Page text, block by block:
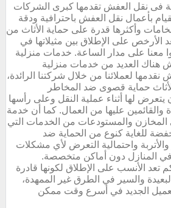
فى نقل العفش تقدمها كبرى الشركات
بأعمال نقل العفش باحترافية ودقة
وأكثرها قدرة على حماية الأثاث من
الأرخص على الإطلاق بين مثيلاتها في
معنا على مدار الساعة. خدمات منزلية
العديد من خدمات منزلية
لعملائنا من خلال شركتنا الرائدة،
حماية قصوى ضد المخاطر
لها أثناء عملية النقل وعلى رأسها
والقائمين عليها من العمال. كما أن خدمة
المخازن والمستودعات من الخدمات التي
للغاية كنوع من الحماية ضد
واحتمالية التعرض لأي مشكلات
في المنازل دون أماكن متخصصة.
تعد الأنسب على الإطلاق لكونها قادرة
والسير في الطرق غير الممهدة،
الجديد في أسرع وقت ممكن